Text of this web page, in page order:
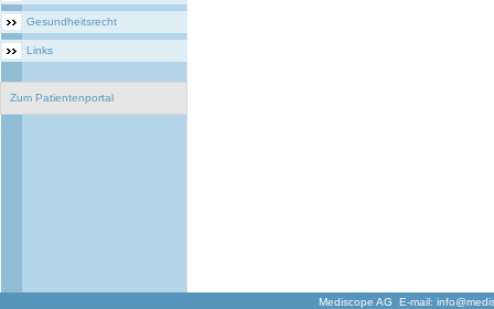
Gesundheitsrecht
Links
Zum Patientenportal
Mediscope AG E-mail: